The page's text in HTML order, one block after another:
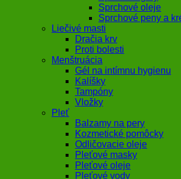
Sprchové oleje
Sprchové peny a
Liečivé masti
Dračia krv
Proti bolesti
Menštruácia
Gél na intímnu hygienu
Kalíšky
Tampóny
Vložky
Pleť
Balzamy na pery
Kozmetické pomôcky
Odličovacie oleje
Pleťové masky
Pleťové oleje
Pleťové vody